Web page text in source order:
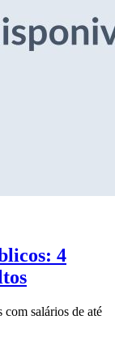
4
salários de até